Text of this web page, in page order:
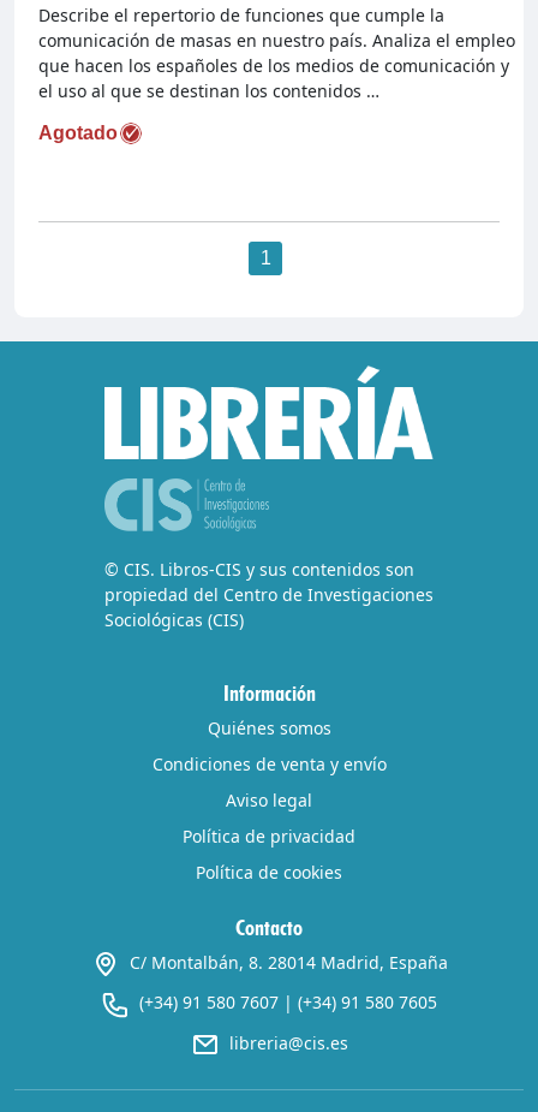
Agotado
Describe el repertorio de funciones que cumple la
comunicación de masas en nuestro país. Analiza el empleo
que hacen los españoles de los medios de comunicación y
el uso al que se destinan los contenidos …
1
© CIS. Libros-CIS y sus contenidos son
propiedad del Centro de Investigaciones
Sociológicas (CIS)
Información
Quiénes somos
Condiciones de venta y envío
Aviso legal
Política de privacidad
Política de cookies
Contacto
C/ Montalbán, 8. 28014 Madrid, España
(+34) 91 580 7607 | (+34) 91 580 7605
libreria@cis.es